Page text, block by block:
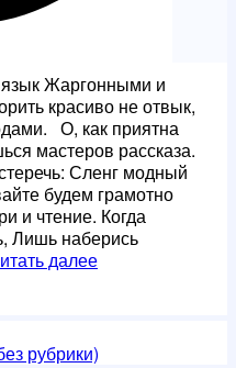
Жаргонными и
красиво не отвык,
О, как приятна
мастеров рассказа.
Сленг модный
будем грамотно
и чтение. Когда
Лишь наберись
далееРодная
рубрики)